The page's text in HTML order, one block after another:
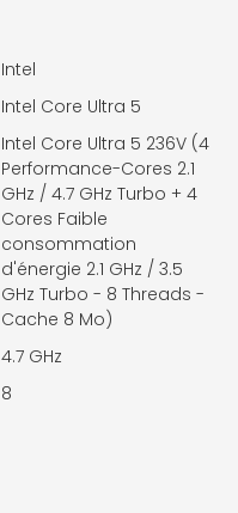
Intel
Intel Core Ultra 5
Intel Core Ultra 5 236V (4
Performance-Cores 2.1
GHz / 4.7 GHz Turbo + 4
Cores Faible
consommation
d'énergie 2.1 GHz / 3.5
GHz Turbo - 8 Threads -
Cache 8 Mo)
4.7 GHz
8